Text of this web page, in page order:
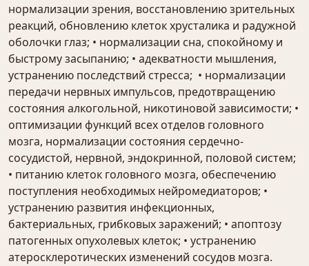
нормализации зрения, восстановлению зрительных
реакций, обновлению клеток хрусталика и радужной
оболочки глаз; • нормализации сна, спокойному и
быстрому засыпанию; • адекватности мышления,
устранению последствий стресса; • нормализации
передачи нервных импульсов, предотвращению
состояния алкогольной, никотиновой зависимости; •
оптимизации функций всех отделов головного
мозга, нормализации состояния сердечно-
сосудистой, нервной, эндокринной, половой систем;
• питанию клеток головного мозга, обеспечению
поступления необходимых нейромедиаторов; •
устранению развития инфекционных,
бактериальных, грибковых заражений; • апоптозу
патогенных опухолевых клеток; • устранению
атеросклеротических изменений сосудов мозга.